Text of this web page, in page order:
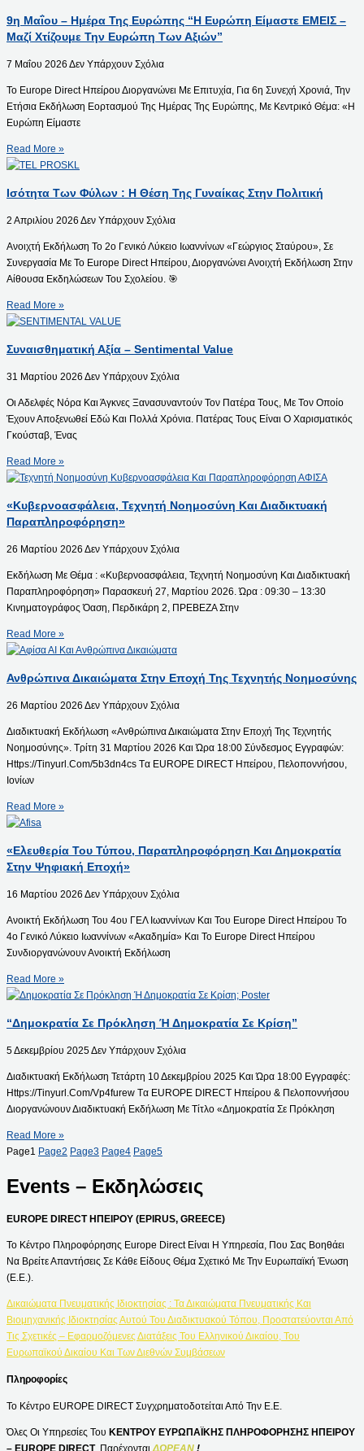
9η Μαΐου – Ημέρα Της Ευρώπης “Η Ευρώπη Είμαστε ΕΜΕΙΣ –
Μαζί Χτίζουμε Την Ευρώπη Των Αξιών”
7 Μαΐου 2026 Δεν Υπάρχουν Σχόλια
Το Europe Direct Ηπείρου Διοργανώνει Με Επιτυχία, Για 6η Συνεχή Χρονιά, Την
Ετήσια Εκδήλωση Εορτασμού Της Ημέρας Της Ευρώπης, Με Κεντρικό Θέμα: «Η
Ευρώπη Είμαστε
Read More »
Ισότητα Των Φύλων : Η Θέση Της Γυναίκας Στην Πολιτική
2 Απριλίου 2026 Δεν Υπάρχουν Σχόλια
Ανοιχτή Εκδήλωση Το 2ο Γενικό Λύκειο Ιωαννίνων «Γεώργιος Σταύρου», Σε
Συνεργασία Με Το Europe Direct Ηπείρου, Διοργανώνει Ανοιχτή Εκδήλωση Στην
Αίθουσα Εκδηλώσεων Του Σχολείου. 🎯
Read More »
Συναισθηματική Αξία – Sentimental Value
31 Μαρτίου 2026 Δεν Υπάρχουν Σχόλια
Οι Αδελφές Νόρα Και Άγκνες Ξανασυναντούν Τον Πατέρα Τους, Με Τον Οποίο
Έχουν Αποξενωθεί Εδώ Και Πολλά Χρόνια. Πατέρας Τους Είναι Ο Χαρισματικός
Γκούσταβ, Ένας
Read More »
«Κυβερνοασφάλεια, Τεχνητή Νοημοσύνη Και Διαδικτυακή
Παραπληροφόρηση»
26 Μαρτίου 2026 Δεν Υπάρχουν Σχόλια
Εκδήλωση Με Θέμα : «Κυβερνοασφάλεια, Τεχνητή Νοημοσύνη Και Διαδικτυακή
Παραπληροφόρηση» Παρασκευή 27, Μαρτίου 2026. Ώρα : 09:30 – 13:30
Κινηματογράφος Όαση, Περδικάρη 2, ΠΡΕΒΕΖΑ Στην
Read More »
Ανθρώπινα Δικαιώματα Στην Εποχή Της Τεχνητής Νοημοσύνης
26 Μαρτίου 2026 Δεν Υπάρχουν Σχόλια
Διαδικτυακή Εκδήλωση «Ανθρώπινα Δικαιώματα Στην Εποχή Της Τεχνητής
Νοημοσύνης». Τρίτη 31 Μαρτίου 2026 Και Ώρα 18:00 Σύνδεσμος Εγγραφών:
Https://tinyurl.com/5b3dn4cs Tα EUROPE DIRECT Ηπείρου, Πελοποννήσου,
Ιονίων
Read More »
«Ελευθερία Του Τύπου, Παραπληροφόρηση Και Δημοκρατία
Στην Ψηφιακή Εποχή»
16 Μαρτίου 2026 Δεν Υπάρχουν Σχόλια
Ανοικτή Εκδήλωση Του 4ου ΓΕΛ Ιωαννίνων Και Του Europe Direct Ηπείρου Το
4ο Γενικό Λύκειο Ιωαννίνων «Ακαδημία» Και Το Europe Direct Ηπείρου
Συνδιοργανώνουν Ανοικτή Εκδήλωση
Read More »
“Δημοκρατία Σε Πρόκληση Ή Δημοκρατία Σε Κρίση”
5 Δεκεμβρίου 2025Δεν Υπάρχουν Σχόλια
Διαδικτυακή Εκδήλωση Τετάρτη 10 Δεκεμβρίου 2025 Και Ώρα 18:00 Εγγραφές:
Https://tinyurl.com/vp4furew Tα EUROPE DIRECT Ηπείρου & Πελοποννήσου
Διοργανώνουν Διαδικτυακή Εκδήλωση Με Τίτλο «Δημοκρατία Σε Πρόκληση
Read More »
Page1 Page2 Page3 Page4 Page5
Events – Εκδηλώσεις
EUROPE DIRECT ΗΠΕΙΡΟΥ (EPIRUS, GREECE)
Το Κέντρο Πληροφόρησης Europe Direct Είναι Η Υπηρεσία, Που Σας Βοηθάει
Να Βρείτε Απαντήσεις Σε Κάθε Είδους Θέμα Σχετικό Με Την Ευρωπαϊκή Ένωση
(Ε.Ε.).
Δικαιώματα Πνευματικής Ιδιοκτησίας : Τα Δικαιώματα Πνευματικής Και
Βιομηχανικής Ιδιοκτησίας Αυτού Του Διαδικτυακού Τόπου, Προστατεύονται Από
Τις Σχετικές – Εφαρμοζόμενες Διατάξεις Του Ελληνικού Δικαίου, Του
Ευρωπαϊκού Δικαίου Και Των Διεθνών Συμβάσεων
Πληροφορίες
Το Κέντρο EUROPE DIRECT Συγχρηματοδοτείται Από Την Ε.Ε.
Όλες Οι Υπηρεσίες Του ΚΕΝΤΡΟΥ ΕΥΡΩΠΑΪΚΗΣ ΠΛΗΡΟΦΟΡΗΣΗΣ ΗΠΕΙΡΟΥ